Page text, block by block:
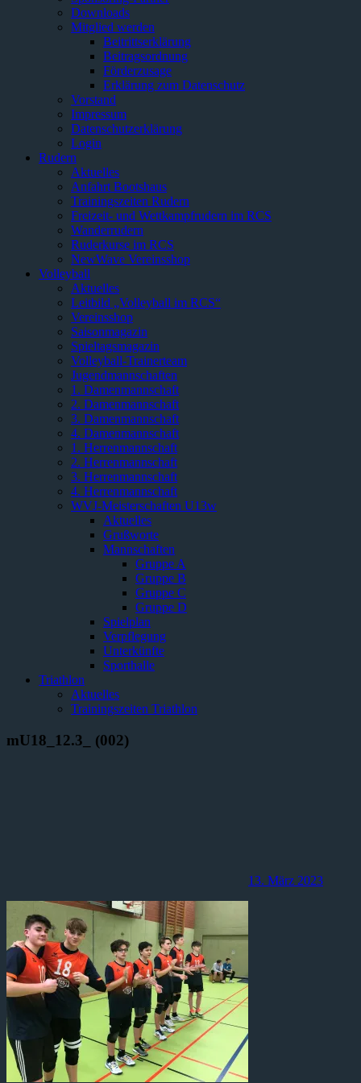
Downloads
Mitglied werden
Beitrittserklärung
Beitragsordnung
Förderzusage
Erklärung zum Datenschutz
Vorstand
Impressum
Datenschutzerklärung
Login
Rudern
Aktuelles
Anfahrt Bootshaus
Trainingszeiten Rudern
Freizeit- und Wettkampfrudern im RCS
Wanderrudern
Ruderkurse im RCS
NewWave Vereinsshop
Volleyball
Aktuelles
Leitbild „Volleyball im RCS“
Vereinsshop
Saisonmagazin
Spieltagsmagazin
Volleyball-Trainerteam
Jugendmannschaften
1. Damenmannschaft
2. Damenmannschaft
3. Damenmannschaft
4. Damenmannschaft
1. Herrenmannschaft
2. Herrenmannschaft
3. Herrenmannschaft
4. Herrenmannschaft
WVJ-Meisterschaften U13w
Aktuelles
Grußworte
Mannschaften
Gruppe A
Gruppe B
Gruppe C
Gruppe D
Spielplan
Verpflegung
Unterkünfte
Sporthalle
Triathlon
Aktuelles
Trainingszeiten Triathlon
mU18_12.3_ (002)
13. März 2023